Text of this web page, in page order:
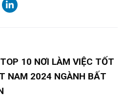
10 NƠI LÀM VIỆC TỐT
NAM 2024 NGÀNH BẤT